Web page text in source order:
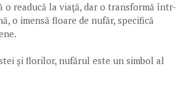
o readucă la viaţă, dar o transformă într-
o imensă floare de nufăr, specifică
şi florilor, nufărul este un simbol al